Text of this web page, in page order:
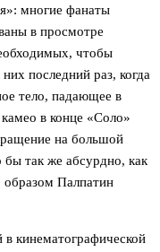
многие фанаты
в просмотре
чтобы
последний раз, когда
тело, падающее в
в конце «Соло»
на большой
бы так же абсурдно, как
образом Палпатин
кинематографической